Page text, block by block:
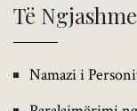
Të Ngjashme
Namazi i